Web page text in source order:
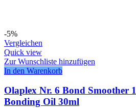
-5%
Vergleichen
Quick view
Zur Wunschliste hinzufügen
In den Warenkorb
Olaplex Nr. 6 Bond Smoother
Bonding Oil 30ml